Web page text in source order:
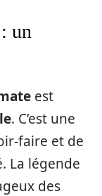
un
est
. C’est une
faire et de
La légende
des